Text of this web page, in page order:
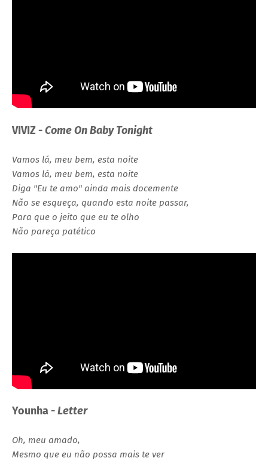
VIVIZ -Come On Baby Tonight
Vamos lá, meu bem, esta noite
Vamos lá, meu bem, esta noite
Diga "Eu te amo" ainda mais docemente
Não se esqueça, quando esta noite passar,
Para que o jeito que eu te olho
Não pareça patético
Younha-Letter
Oh, meu amado,
Mesmo que eu não possa mais te ver